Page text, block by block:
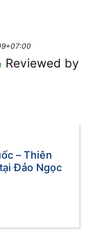
Reviewed by
– Thiên
Đảo Ngọc